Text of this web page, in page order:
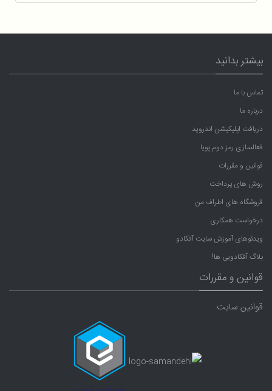
بیشتر بدانید
تماس با ما
درباره ما
دریافت اپلیکیشن اندروید
فعالسازی رمز دوم پویا
قوانین و مقررات
روش های پرداخت
فروشگاه های اطراف من
درخواست همکاری
ویدئوهای آموزش سایت آفکادو
بلاگ آفکادویی ها!
قوانین و مقررات
قوانین سایت